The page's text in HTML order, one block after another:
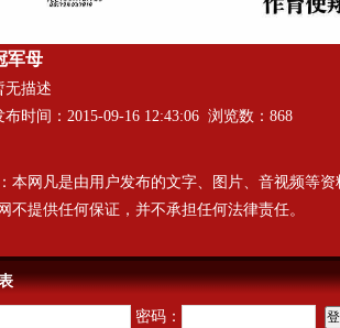
军母
无描述
布时间：2015-09-16 12:43:06 浏览数：868
本网凡是由用户发布的文字、图片、音视频等
不提供任何保证，并不承担任何法律责任。
密码：